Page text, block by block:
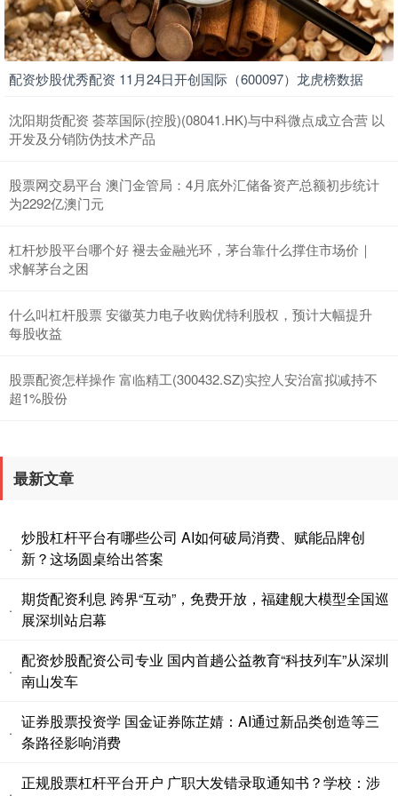
配资炒股优秀配资 11月24日开创国际（600097）龙虎榜数据
沈阳期货配资 荟萃国际(控股)(08041.HK)与中科微点成立合营 以
开发及分销防伪技术产品
股票网交易平台 澳门金管局：4月底外汇储备资产总额初步统计
为2292亿澳门元
杠杆炒股平台哪个好 褪去金融光环，茅台靠什么撑住市场价｜
求解茅台之困
什么叫杠杆股票 安徽英力电子收购优特利股权，预计大幅提升
每股收益
股票配资怎样操作 富临精工(300432.SZ)实控人安治富拟减持不
超1%股份
最新文章
·
炒股杠杆平台有哪些公司 AI如何破局消费、赋能品牌创
新？这场圆桌给出答案
·
期货配资利息 跨界“互动”，免费开放，福建舰大模型全国巡
展深圳站启幕
·
配资炒股配资公司专业 国内首趟公益教育“科技列车”从深圳
南山发车
·
证券股票投资学 国金证券陈芷婧：AI通过新品类创造等三
条路径影响消费
正规股票杠杆平台开户 广职大发错录取通知书？学校：涉